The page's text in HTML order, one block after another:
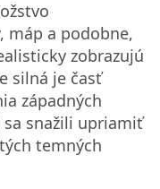
máp a podobne,
zobrazujú
silná je časť
západných
snažili upriamiť
temných